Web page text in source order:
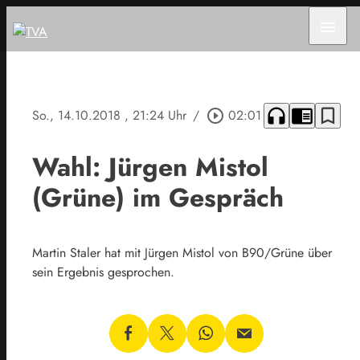
So., 14.10.2018 , 21:24 Uhr / play_circle_outline 02:01 headphones chrome_reader_mode bookmark_border
Wahl: Jürgen Mistol
(Grüne) im Gespräch
Martin Staler hat mit Jürgen Mistol von B90/Grüne über
sein Ergebnis gesprochen.